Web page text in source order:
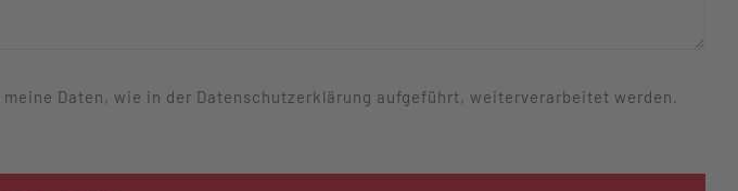
Daten, wie in der Datenschutzerklärung aufgeführt, weiterverarbeitet werden.